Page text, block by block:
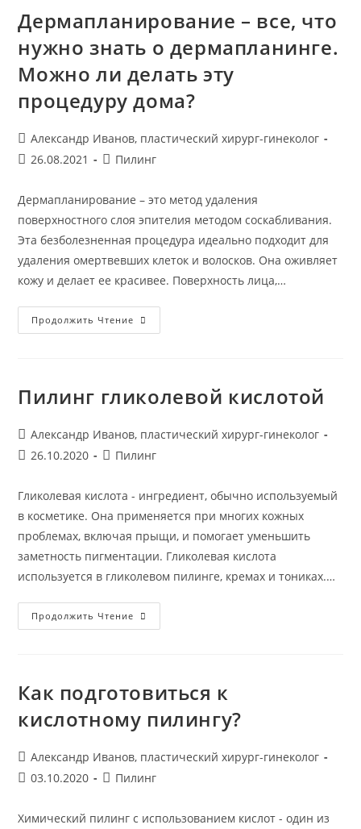
Дермапланирование – все, что
нужно знать о дермапланинге.
Можно ли делать эту
процедуру дома?
Автор
записи:
Александр Иванов, пластический хирург-гинеколог
Запись
26.08.2021
Рубрика
Пилинг
Дермапланирование – это метод удаления
поверхностного слоя эпителия методом соскабливания.
Эта безболезненная процедура идеально подходит для
удаления омертвевших клеток и волосков. Она оживляет
кожу и делает ее красивее. Поверхность лица,…
Продолжить Чтение Дермапланирование
–
Дермапланинге.
Делать
Эту
Процедуру
Пилинг гликолевой кислотой
Автор
записи:
Александр Иванов, пластический хирург-гинеколог
Запись
26.10.2020
Рубрика
Пилинг
Гликолевая кислота - ингредиент, обычно используемый
в косметике. Она применяется при многих кожных
проблемах, включая прыщи, и помогает уменьшить
заметность пигментации. Гликолевая кислота
используется в гликолевом пилинге, кремах и тониках.…
Продолжить Чтение Пилинг
Гликолевой
Как подготовиться к
кислотному пилингу?
Автор
записи:
Александр Иванов, пластический хирург-гинеколог
Запись
03.10.2020
Рубрика
Пилинг
Химический пилинг с использованием кислот - один из